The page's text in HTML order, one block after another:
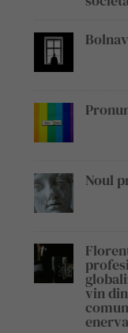
Noul
vin